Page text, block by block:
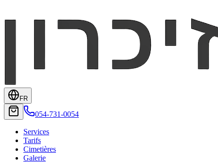
FR
054-731-0054
Services
Tarifs
Cimetières
Galerie